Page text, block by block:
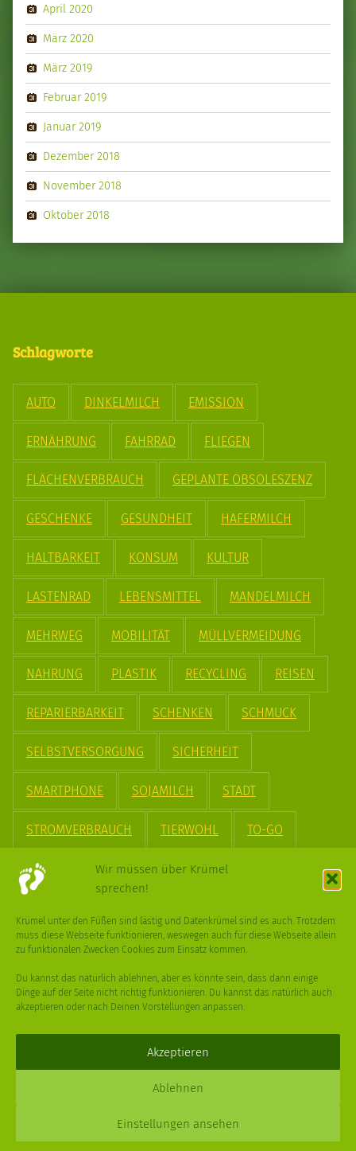
Wir müssen über Krümel
sprechen!
Krümel unter den Füßen sind lästig und Datenkrümel sind es auch. Trotzdem
muss diese Webseite funktionieren, weswegen auch für diese Webseite allein
zu funktionalen Zwecken Cookies zum Einsatz kommen.
Du kannst das natürlich ablehnen, aber es könnte sein, dass dann einige
Dinge auf der Seite nicht richtig funktionieren. Du kannst das natürlich auch
akzeptieren oder nach Deinen Vorstellungen anpassen.
Akzeptieren
Ablehnen
Einstellungen ansehen
April 2020
März 2020
März 2019
Februar 2019
Januar 2019
Dezember 2018
November 2018
Oktober 2018
Schlagworte
AUTO DINKELMILCH EMISSION
ERNÄHRUNG FAHRRAD FLIEGEN
FLÄCHENVERBRAUCH GEPLANTE OBSOLESZENZ
GESCHENKE GESUNDHEIT HAFERMILCH
HALTBARKEIT KONSUM KULTUR
LASTENRAD LEBENSMITTEL MANDELMILCH
MEHRWEG MOBILITÄT MÜLLVERMEIDUNG
NAHRUNG PLASTIK RECYCLING REISEN
REPARIERBARKEIT SCHENKEN SCHMUCK
SELBSTVERSORGUNG SICHERHEIT
SMARTPHONE SOJAMILCH STADT
STROMVERBRAUCH TIERWOHL TO-GO
TREND UPCYCLING VEGAN
WEIHNACHTSBAUM WINTER
XPDT : Marken & Kommunikation